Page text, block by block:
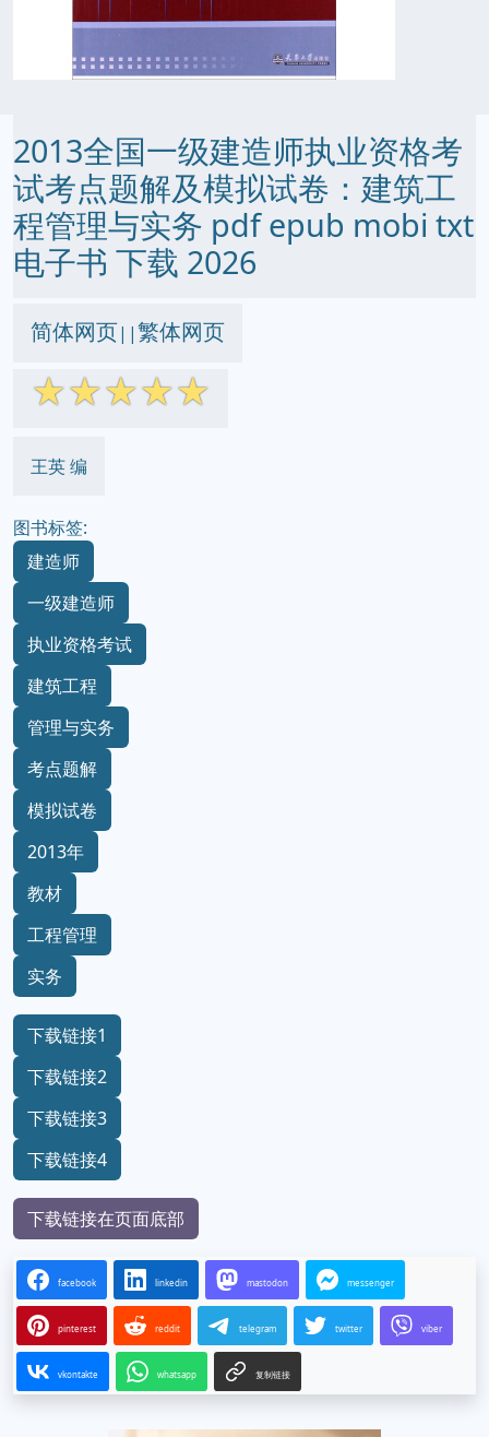
2013全国一级建造师执业资格考
试考点题解及模拟试卷：建筑工
程管理与实务 pdf epub mobi txt
电子书 下载 2026
简体网页||繁体网页
☆☆☆☆☆
王英 编
图书标签:
建造师
一级建造师
执业资格考试
建筑工程
管理与实务
考点题解
模拟试卷
2013年
教材
工程管理
实务
下载链接1
下载链接2
下载链接3
下载链接4
下载链接在页面底部
facebook linkedin mastodon messenger
pinterest reddit telegram twitter viber
vkontakte whatsapp 复制链接